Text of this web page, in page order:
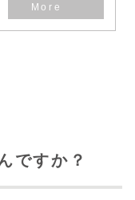
ですか？